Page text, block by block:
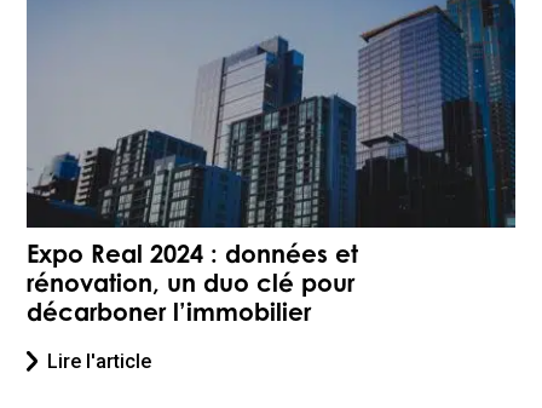
Expo Real 2024 : données et
rénovation, un duo clé pour
décarboner l’immobilier
Lire l'article